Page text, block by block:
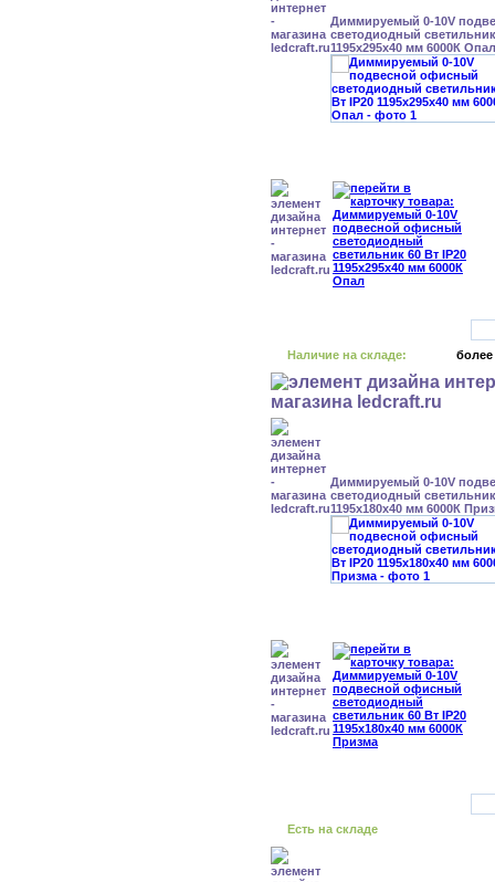
Диммируемый 0-10V
светодиодный
1195x295x40 мм 6000К Опал
Наличие на складе: более
Диммируемый 0-10V
светодиодный
1195x180x40 мм 6000К
Есть на складе